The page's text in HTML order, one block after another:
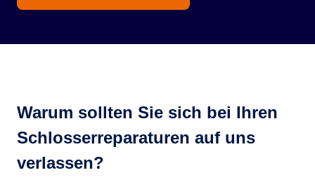
Warum sollten Sie sich bei Ihren
Schlosserreparaturen auf uns
verlassen?